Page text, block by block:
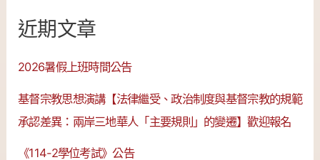
近期文章
2026暑假上班時間公告
基督宗教思想演講【法律繼受、政治制度與基督宗教的規範
承認差異：兩岸三地華人「主要規則」的變遷】歡迎報名
《114-2學位考試》公告